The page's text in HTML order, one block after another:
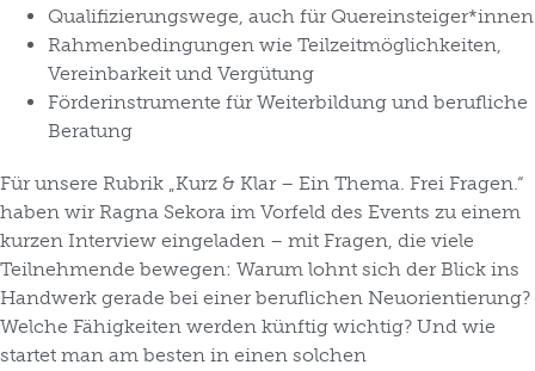
Qualifizierungswege, auch für Quereinsteiger*innen
Rahmenbedingungen wie Teilzeitmöglichkeiten,
Vereinbarkeit und Vergütung
Förderinstrumente für Weiterbildung und berufliche
Beratung
Für unsere Rubrik „Kurz & Klar – Ein Thema. Frei Fragen.“
haben wir Ragna Sekora im Vorfeld des Events zu einem
kurzen Interview eingeladen – mit Fragen, die viele
Teilnehmende bewegen: Warum lohnt sich der Blick ins
Handwerk gerade bei einer beruflichen Neuorientierung?
Welche Fähigkeiten werden künftig wichtig? Und wie
startet man am besten in einen solchen